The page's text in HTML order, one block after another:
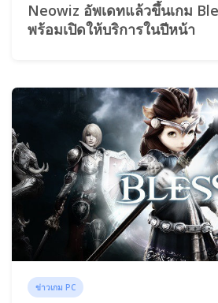
Neowiz อัพเดทแล้วขึ้นเกม
พร้อมเปิดให้บริการในปีหน้า
ข่าวเกม PC